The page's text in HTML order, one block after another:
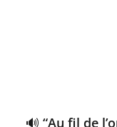
🔊 “Au fil de